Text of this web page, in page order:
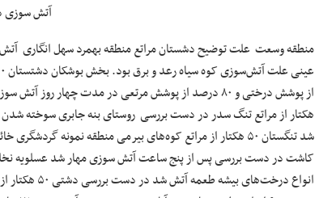
آتش سوزی در عرصه های
کاشت در دست بررسی پس از پنج ساعت آتش سوزی مهار شد عسلویه